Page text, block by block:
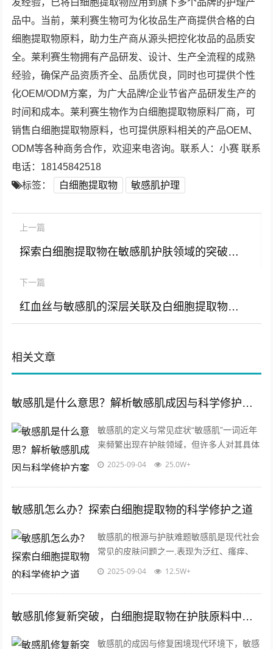
发经验，已将白细胞提取物应用到旗下多个品牌的护理产
品中。当前，莱利赛生物可为化妆品生产商提供合格的白
细胞提取物原料，助力生产商从源头把控化妆品的品质安
全。莱利赛生物拥有产品研发、设计、生产全流程的成熟
经验，确保产品资质齐全、品质优良，同时也可提供个性
化OEM/ODM方案，为广大品牌/企业节省产品研发生产的
时间和成本。莱利赛生物作为白细胞提取物原料厂商，可
销售白细胞提取物原料，也可提供原料相关的产品OEM、
ODM等各种商务合作，欢迎来电咨询。联系人：小赛 联系
电话：18145842518
标签：
白细胞提取物 敏感肌护理
上一篇
探索白细胞提取物在敏感肌护肤领域的突破性应用
下一篇
红血丝与敏感肌的深层关联及白细胞提取物的修复奥秘
相关文章
敏感肌是什么意思？解析敏感肌成因与科学修护方案
敏感肌的定义与常见症状“敏感肌”一词近年
来频繁出现在护肤领域，但许多人对其具体
含义仍存在疑惑，敏感肌并非一种疾病，而
2025-09-04 25.0W+
敏感肌怎么办？探索白细胞提取物的科学修护之道
敏感肌的根源与护肤难题敏感肌是现代社会
常见的皮肤问题之一,表现为泛红、瘙痒、
干燥或刺痛，环境压力、化学刺激、角质层
2025-09-04 12.5W+
敏感肌修复新突破，白细胞提取物在护肤原料中的应用价值解析
敏感肌的成因与修复困境现代环境下，敏感